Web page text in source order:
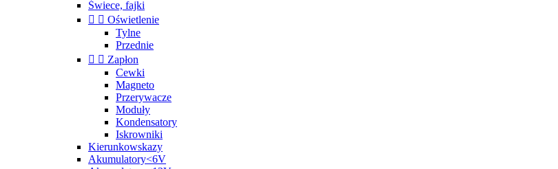
Świece, fajki
  Oświetlenie
Tylne
Przednie
  Zapłon
Cewki
Magneto
Przerywacze
Moduły
Kondensatory
Iskrowniki
Kierunkowskazy
Akumulatory<6V